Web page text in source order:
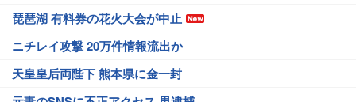
琵琶湖 有料券の花火大会が中止
ニチレイ攻撃 20万件情報流出か
天皇皇后両陛下 熊本県に金一封